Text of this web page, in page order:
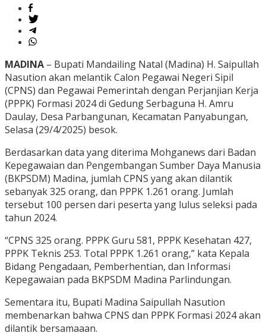
MADINA – Bupati Mandailing Natal (Madina) H. Saipullah
Nasution akan melantik Calon Pegawai Negeri Sipil
(CPNS) dan Pegawai Pemerintah dengan Perjanjian Kerja
(PPPK) Formasi 2024 di Gedung Serbaguna H. Amru
Daulay, Desa Parbangunan, Kecamatan Panyabungan,
Selasa (29/4/2025) besok.
Berdasarkan data yang diterima Mohganews dari Badan
Kepegawaian dan Pengembangan Sumber Daya Manusia
(BKPSDM) Madina, jumlah CPNS yang akan dilantik
sebanyak 325 orang, dan PPPK 1.261 orang. Jumlah
tersebut 100 persen dari peserta yang lulus seleksi pada
tahun 2024.
“CPNS 325 orang. PPPK Guru 581, PPPK Kesehatan 427,
PPPK Teknis 253. Total PPPK 1.261 orang,” kata Kepala
Bidang Pengadaan, Pemberhentian, dan Informasi
Kepegawaian pada BKPSDM Madina Parlindungan.
Sementara itu, Bupati Madina Saipullah Nasution
membenarkan bahwa CPNS dan PPPK Formasi 2024 akan
dilantik bersamaaan.